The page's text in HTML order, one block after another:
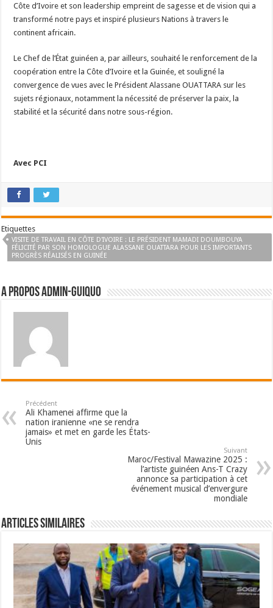
Côte d’Ivoire et son leadership empreint de sagesse et de vision qui a
transformé notre pays et inspiré plusieurs Nations à travers le
continent africain.
Le Chef de l’État guinéen a, par ailleurs, souhaité le renforcement de la
coopération entre la Côte d’Ivoire et la Guinée, et souligné la
convergence de vues avec le Président Alassane OUATTARA sur les
sujets régionaux, notamment la nécessité de préserver la paix, la
stabilité et la sécurité dans notre sous-région.
Avec PCI
Etiquettes
VISITE DE TRAVAIL EN CÔTE D'IVOIRE : LE PRÉSIDENT MAMADI DOUMBOUYA
FÉLICITÉ PAR SON HOMOLOGUE ALASSANE OUATTARA POUR LES IMPORTANTS
PROGRÈS RÉALISÉS EN GUINÉE
A propos admin-guiquo
Précédent
Ali Khamenei affirme que la
nation iranienne «ne se rendra
jamais» et met en garde les États-
Unis
Suivant
Maroc/Festival Mawazine 2025 :
l’artiste guinéen Ans-T Crazy
annonce sa participation à cet
événement musical d’envergure
mondiale
Articles Similaires